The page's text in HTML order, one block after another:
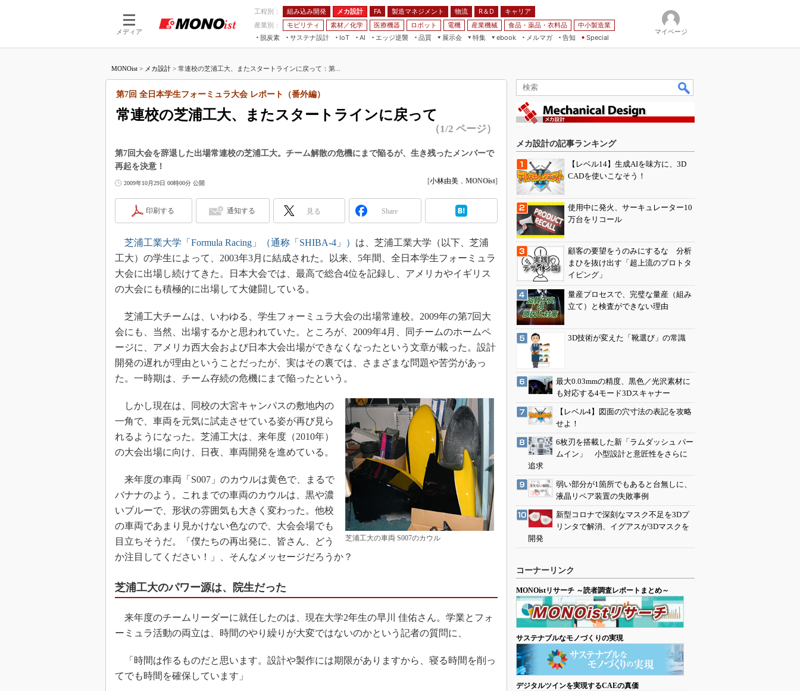
メディア
工程別： 組み込み開発 メカ設計 FA 製造マネジメント 物流 R＆D
キャリア
産業別：
モビリティ 素材／化学 医療機器 ロボット 電機 産業機械 食品・薬品・衣料品
中小製造業
脱炭素
サステナ設計
IoT
つながる工場
つながるサービス
AI
AI×設備保全
Physical AI
エッジ逆襲 品質
展示会
JIMTOF
IIFES
ジャパンモビリティショー
スマート工場EXPO
EdgeTech+
日本ものづくりワールド
AUTOMOTIVE WORLD
産業オープンネット展
特集
フィールドサービス
Windows Embedded
車載ソフト開発
無償設計ツール
3Dプリンタ
インダストリー4.0
イノベーション
製造業ビッグデータ
植物工場
知財マネジメント
海外生産
グローバル設計・開発
制御セキュリティ
新型コロナへの対応
ebook
メルマガ
告知 Special
マイページ
MONOist > メカ設計 > 常連校の芝浦工大、またスタートラインに戻って：第...
常連校の芝浦工大、またスタートラインに戻って
第7回 全日本学生フォーミュラ大会 レポート（番外編）
（1/2 ページ）
第7回大会を辞退した出場常連校の芝浦工大。チーム解散の危機にまで陥るが、生き残ったメンバーで
再起を決意！
2009年10月29日 00時00分 公開 [小林由美 ， MONOist]
印刷する 通知する 見る Share
芝浦工業大学「Formula Racing」（通称「SHIBA-4」） は、芝浦工業大学（以下、芝浦
工大）の学生によって、2003年3月に結成された。以来、5年間、全日本学生フォーミュラ
大会に出場し続けてきた。日本大会では、最高で総合4位を記録し、アメリカやイギリス
の大会にも積極的に出場して大健闘している。
芝浦工大チームは、いわゆる、学生フォーミュラ大会の出場常連校。2009年の第7回大
会にも、当然、出場するかと思われていた。ところが、2009年4月、同チームのホームペ
ージに、アメリカ西大会および日本大会出場ができなくなったという文章が載った。設計
開発の遅れが理由ということだったが、実はその裏では、さまざまな問題や苦労があっ
た。一時期は、チーム存続の危機にまで陥ったという。
芝浦工大の車両 S007のカウル
しかし現在は、同校の大宮キャンパスの敷地内の
一角で、車両を元気に試走させている姿が再び見ら
れるようになった。芝浦工大は、来年度（2010年）
の大会出場に向け、日夜、車両開発を進めている。
来年度の車両「S007」のカウルは黄色で、まるで
バナナのよう。これまでの車両のカウルは、黒や濃
いブルーで、形状の雰囲気も大きく変わった。他校
の車両であまり見かけない色なので、大会会場でも
目立ちそうだ。「僕たちの再出発に、皆さん、どう
か注目してください！」、そんなメッセージだろうか？
芝浦工大のパワー源は、院生だった
来年度のチームリーダーに就任したのは、現在大学2年生の早川 佳佑さん。学業とフォ
ーミュラ活動の両立は、時間のやり繰りが大変ではないのかという記者の質問に、
「時間は作るものだと思います。設計や製作には期限がありますから、寝る時間を削っ
てでも時間を確保しています」
メカ設計の記事ランキング
【レベル14】生成AIを味方に、3D
CADを使いこなそう！
使用中に発火、サーキュレーター10
万台をリコール
顧客の要望をうのみにするな 分析
まひを抜け出す「超上流のプロトタ
イピング」
量産プロセスで、完璧な量産（組み
立て）と検査ができない理由
3D技術が変えた「靴選び」の常識
最大0.03mmの精度、黒色／光沢素材に
も対応する4モード3Dスキャナー
【レベル4】図面の穴寸法の表記を攻略
せよ！
6枚刃を搭載した新「ラムダッシュ パー
ムイン」 小型設計と意匠性をさらに
追求
弱い部分が1箇所でもあると台無しに、
液晶リペア装置の失敗事例
新型コロナで深刻なマスク不足を3Dプ
リンタで解消、イグアスが3Dマスクを
開発
コーナーリンク
MONOistリサーチ ～読者調査レポートまとめ～
サステナブルなモノづくりの実現
デジタルツインを実現するCAEの真価